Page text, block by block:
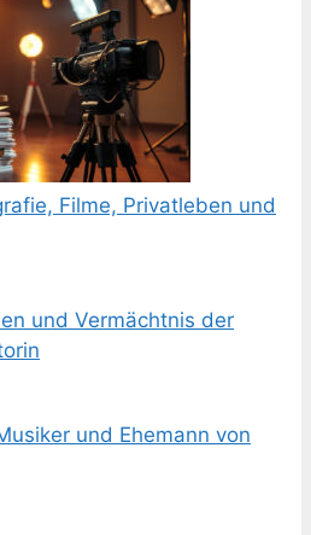
Filme, Privatleben und
und Vermächtnis der
und Ehemann von